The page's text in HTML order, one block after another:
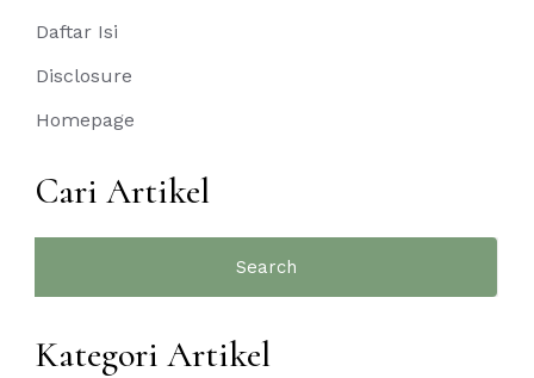
Daftar Isi
Disclosure
Homepage
Cari Artikel
Kategori Artikel